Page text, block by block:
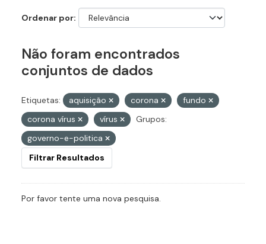
Ordenar por
Não foram encontrados
conjuntos de dados
Etiquetas: aquisição corona
fundo
corona vírus
vírus
Grupos:
governo-e-politica
Filtrar Resultados
Por favor tente uma nova pesquisa.